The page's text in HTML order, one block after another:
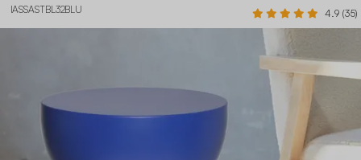
IASSASTBL32BLU 4.9 (35)